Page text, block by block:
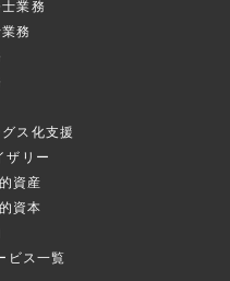
業務
務
ス化支援
ザリー
資産
資本
ビス一覧